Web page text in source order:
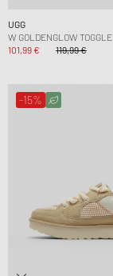
UGG
W GOLDENGLOW TOGGLE
101,99 €
119,99 €
-15%